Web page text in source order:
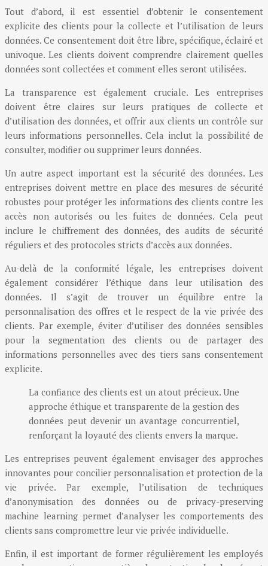
Tout d’abord, il est essentiel d’obtenir le consentement
explicite des clients pour la collecte et l’utilisation de leurs
données. Ce consentement doit être libre, spécifique, éclairé et
univoque. Les clients doivent comprendre clairement quelles
données sont collectées et comment elles seront utilisées.
La transparence est également cruciale. Les entreprises
doivent être claires sur leurs pratiques de collecte et
d’utilisation des données, et offrir aux clients un contrôle sur
leurs informations personnelles. Cela inclut la possibilité de
consulter, modifier ou supprimer leurs données.
Un autre aspect important est la sécurité des données. Les
entreprises doivent mettre en place des mesures de sécurité
robustes pour protéger les informations des clients contre les
accès non autorisés ou les fuites de données. Cela peut
inclure le chiffrement des données, des audits de sécurité
réguliers et des protocoles stricts d’accès aux données.
Au-delà de la conformité légale, les entreprises doivent
également considérer l’éthique dans leur utilisation des
données. Il s’agit de trouver un équilibre entre la
personnalisation des offres et le respect de la vie privée des
clients. Par exemple, éviter d’utiliser des données sensibles
pour la segmentation des clients ou de partager des
informations personnelles avec des tiers sans consentement
explicite.
La confiance des clients est un atout précieux. Une
approche éthique et transparente de la gestion des
données peut devenir un avantage concurrentiel,
renforçant la loyauté des clients envers la marque.
Les entreprises peuvent également envisager des approches
innovantes pour concilier personnalisation et protection de la
vie privée. Par exemple, l’utilisation de techniques
d’anonymisation des données ou de privacy-preserving
machine learning permet d’analyser les comportements des
clients sans compromettre leur vie privée individuelle.
Enfin, il est important de former régulièrement les employés